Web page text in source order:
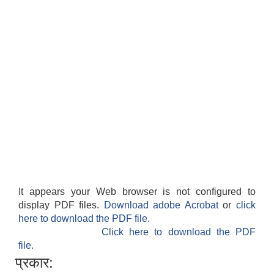
It appears your Web browser is not configured to
display PDF files.
Download adobe Acrobatorclick
here to download the PDF file.
Click here to download the PDF
file.
प्रकार: